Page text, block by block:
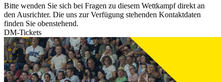
Bitte wenden Sie sich bei Fragen zu diesem Wettkampf direkt an
den Ausrichter. Die uns zur Verfügung stehenden Kontaktdaten
finden Sie obenstehend.
DM-Tickets